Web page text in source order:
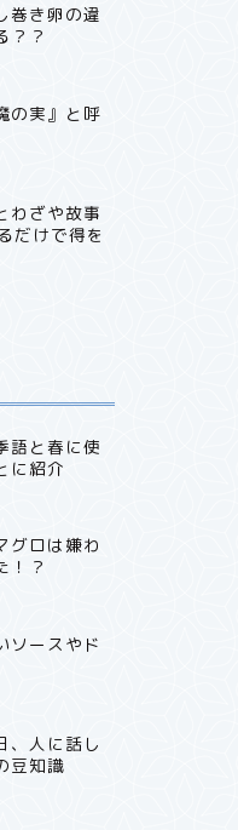
巻き卵の違
？？
の実』と呼
わざや故事
だけで得を
語と春に使
に紹介
グロは嫌わ
！？
ソースやド
、人に話し
豆知識